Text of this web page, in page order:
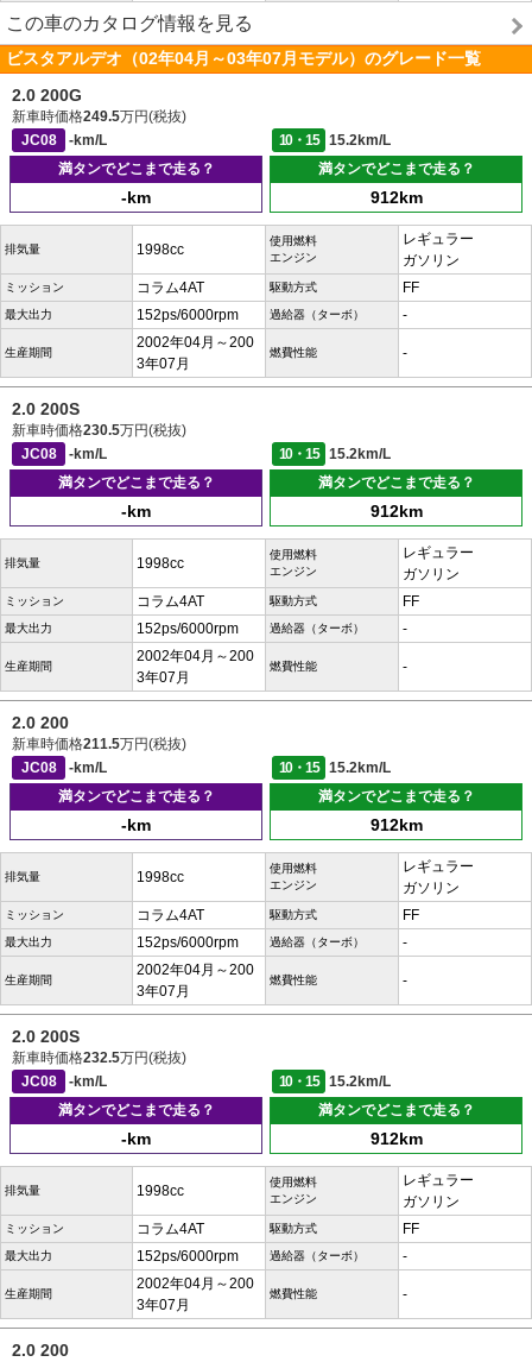
この車のカタログ情報を見る
ビスタアルデオ（02年04月～03年07月モデル）のグレード一覧
2.0 200G
新車時価格249.5万円(税抜)
JC08
-km/L 10・15
15.2km/L
満タンでどこまで走る？
-km
満タンでどこまで走る？
912km
排気量 1998cc
使用燃料
エンジン
レギュラー
ガソリン
ミッション コラム4AT 駆動方式 FF
最大出力 152ps/6000rpm 過給器（ターボ） -
生産期間
2002年04月～200
3年07月
燃費性能 -
2.0 200S
新車時価格230.5万円(税抜)
JC08
-km/L 10・15
15.2km/L
満タンでどこまで走る？
-km
満タンでどこまで走る？
912km
排気量 1998cc
使用燃料
エンジン
レギュラー
ガソリン
ミッション コラム4AT 駆動方式 FF
最大出力 152ps/6000rpm 過給器（ターボ） -
生産期間
2002年04月～200
3年07月
燃費性能 -
2.0 200
新車時価格211.5万円(税抜)
JC08
-km/L 10・15
15.2km/L
満タンでどこまで走る？
-km
満タンでどこまで走る？
912km
排気量 1998cc
使用燃料
エンジン
レギュラー
ガソリン
ミッション コラム4AT 駆動方式 FF
最大出力 152ps/6000rpm 過給器（ターボ） -
生産期間
2002年04月～200
3年07月
燃費性能 -
2.0 200S
新車時価格232.5万円(税抜)
JC08
-km/L 10・15
15.2km/L
満タンでどこまで走る？
-km
満タンでどこまで走る？
912km
排気量 1998cc
使用燃料
エンジン
レギュラー
ガソリン
ミッション コラム4AT 駆動方式 FF
最大出力 152ps/6000rpm 過給器（ターボ） -
生産期間
2002年04月～200
3年07月
燃費性能 -
2.0 200